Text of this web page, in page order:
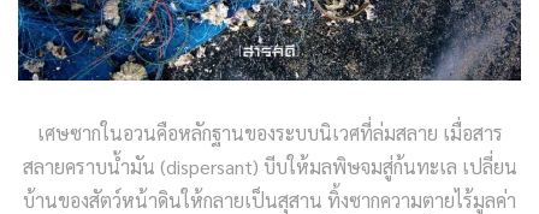
เศษซากในอวนคือหลักฐานของระบบนิเวศที่ล่มสลาย เมื่อสาร
สลายคราบน้ำมัน (dispersant) บีบให้มลพิษจมสู่ก้นทะเล เปลี่ยน
บ้านของสัตว์หน้าดินให้กลายเป็นสุสาน ทิ้งซากความตายไร้มูลค่า